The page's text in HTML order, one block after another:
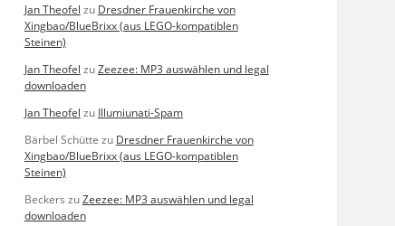
Jan Theofel zu Dresdner Frauenkirche von
Xingbao/BlueBrixx (aus LEGO-kompatiblen
Steinen)
Jan Theofel zuZeezee: MP3 auswählen und legal
downloaden
Jan Theofel zu Illumiunati-Spam
Bärbel Schütte zu Dresdner Frauenkirche von
Xingbao/BlueBrixx (aus LEGO-kompatiblen
Steinen)
Beckers zuZeezee: MP3 auswählen und legal
downloaden